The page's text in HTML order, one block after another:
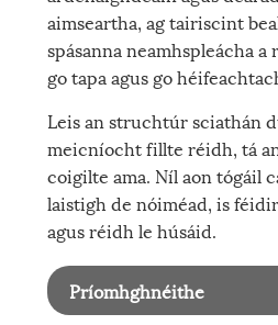
aimseartha, ag tairiscint
spásanna neamhspleácha
go tapa agus go
Leis an struchtúr sciathán
meicníocht fillte réidh, tá
coigilte ama. Níl aon tógáil
laistigh de nóiméad, is
agus réidh le húsáid.
Príomhghnéithe